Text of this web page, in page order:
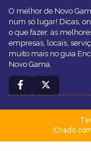
O melhor de Novo
num só lugar! Dicas,
o que fazer, as
empresas, locais,
muito mais no guia
Novo Gama.
Criado